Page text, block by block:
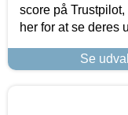
score på
her for at se deres
Se